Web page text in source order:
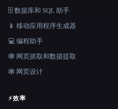
🗄️ 数据库和 SQL 助手
📱 移动应用程序生成器
💻 编程助手
🕸️ 网页抓取和数据提取
🕸 网页设计
⚡效率